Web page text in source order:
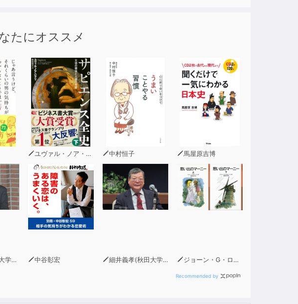
たにオススメ
ユヴァル・ノア・ハラリ 中村恒子 馬屋原吉博
護士） 中谷彰宏 細井義孝(秋田大学客員教授・JICA資源開発アドバイザー) ジョーン・G・ロビンソン
Recommended by